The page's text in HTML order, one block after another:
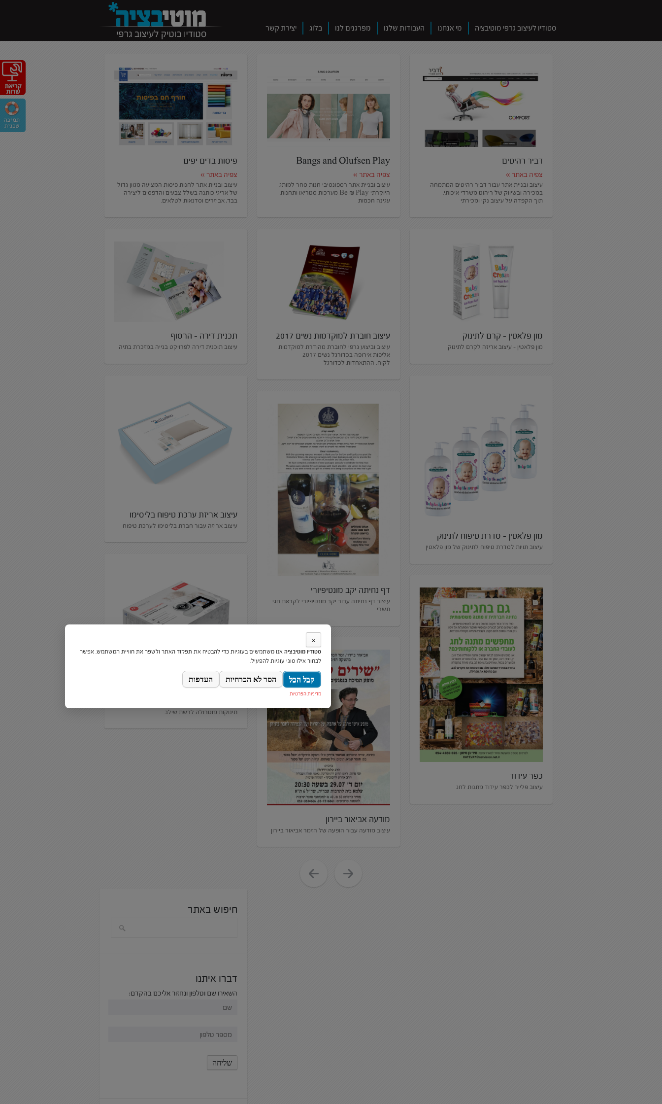
סטודיו לעיצוב גרפי מוטיבציה מי אנחנו העבודות שלנו מפרגנים לנו בלוג יצירת קשר
פיסות בדים יפים
צפיה באתר »
עיצוב ובניית אתר לחנות פיסות המציעה מגוון גדול
של אריגי כותנה בשלל צבעים והדפסים ליצירה
בבד, אביזרים וסדנאות לטלאים.
Bangs and Olufsen Play
צפיה באתר »
עיצוב ובניית אתר רספונסיבי חנות סחר למותג
היוקרתי Be & Play מערכות סטריאו ותחנות
עגינה חכמות
דביר רהיטים
צפיה באתר »
עיצוב ובניית אתר עבור דביר רהיטים המתמחה
במכירה ובשיווק של ריהוט משרדי איכותי.
תוך הקפדה על עיצוב נקי ומכירתי
תכנית דירה – הרסוף
עיצוב תוכנית דירה לפרויקט בנייה במזכרת בתיה
עיצוב חוברת למוקדמות נשים 2017
עיצוב וביצוע גרפי לחוברת מהודרת למוקדמות
אליפות אירופה בכדורגל נשים 2017
לקוח: ההתאחדות לכדורגל
מון פלאטין – קרם לתינוק
מון פלאטין - עיצוב אריזה לקרם לתינוק
עיצוב אריזת ערכת טיפוח בליסימו
עיצוב אריזה עבור חברת בליסימו לערכת טיפוח
מון פלאטין – סדרת טיפוח לתינוק
עיצוב תויות לסדרת טיפוח לתינוק של מון פלאטין
דף נחיתה יקב מונטיפיורי
עיצוב דף נחיתה עבור יקב מונטיפיורי לקראת חגי
תשרי
תינוקות מוטרולה לרשת שילב
כפר עידוד
עיצוב פלייר לכפר עידוד מתנות לחג
מודעה אביאור ביירון
עיצוב מודעה עבור הופעה של הזמר אביאור ביירון
חיפוש באתר
דברו איתנו
השאירו שם וטלפון ונחזור אליכם בהקדם: